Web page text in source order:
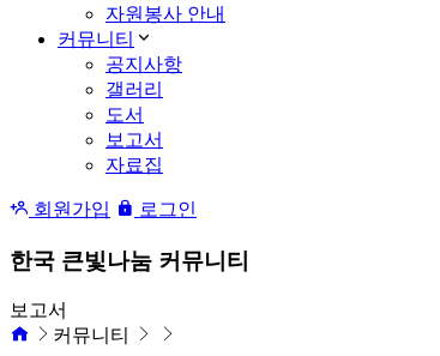
자원봉사 안내
커뮤니티
공지사항
갤러리
도서
보고서
자료집
회원가입 로그인
한국 큰빛나눔 커뮤니티
보고서
커뮤니티